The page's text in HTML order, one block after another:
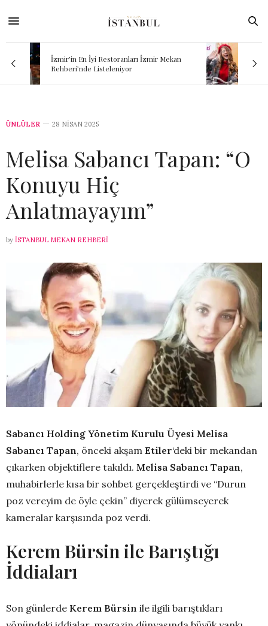
İndirim Kuponlarının Yeni Adresi: Jesti
ÜNLÜLER 28 NISAN 2025
Melisa Sabancı Tapan: “O
Konuyu Hiç
Anlatmayayım”
by İSTANBUL MEKAN REHBERI
Sabancı Holding Yönetim Kurulu Üyesi Melisa
Sabancı Tapan, önceki akşam Etiler‘deki bir mekandan
çıkarken objektiflere takıldı. Melisa Sabancı Tapan,
muhabirlerle kısa bir sohbet gerçekleştirdi ve “Durun
poz vereyim de öyle çekin” diyerek gülümseyerek
kameralar karşısında poz verdi.
Kerem Bürsin ile Barıştığı
İddiaları
Son günlerde Kerem Bürsin ile ilgili barıştıkları